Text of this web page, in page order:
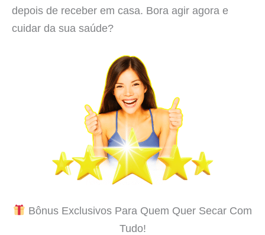
depois de receber em casa. Bora agir agora e
cuidar da sua saúde?
Bônus Exclusivos Para Quem Quer Secar Com
Tudo!